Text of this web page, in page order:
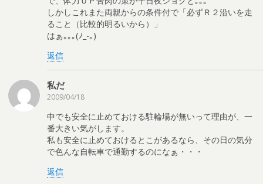
しかしこれまた両親からの条件付で「必ずＲ２沿いを走
ること（比較的明るいから）」
はぁ｡｡｡(ﾉ_-｡)
返信
私だ
2009/04/18
中でも安全に止めておける駐輪場が無いって理由が、一
番大きい気がします。
私も安全に止めておけるとこがあるなら、その日の気分
で色んな自転車で通勤するのになぁ・・・
返信